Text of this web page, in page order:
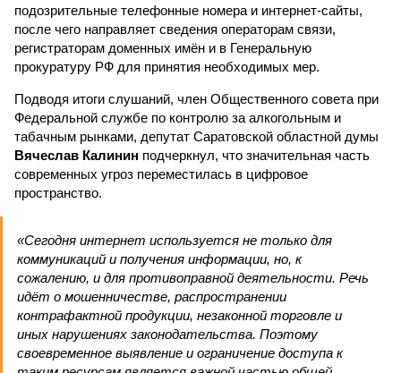
подозрительные телефонные номера и интернет-сайты,
после чего направляет сведения операторам связи,
регистраторам доменных имён и в Генеральную
прокуратуру РФ для принятия необходимых мер.
Подводя итоги слушаний, член Общественного совета при
Федеральной службе по контролю за алкогольным и
табачным рынками, депутат Саратовской областной думы
Вячеслав Калинин подчеркнул, что значительная часть
современных угроз переместилась в цифровое
пространство.
«Сегодня интернет используется не только для
коммуникаций и получения информации, но, к
сожалению, и для противоправной деятельности. Речь
идёт о мошенничестве, распространении
контрафактной продукции, незаконной торговле и
иных нарушениях законодательства. Поэтому
своевременное выявление и ограничение доступа к